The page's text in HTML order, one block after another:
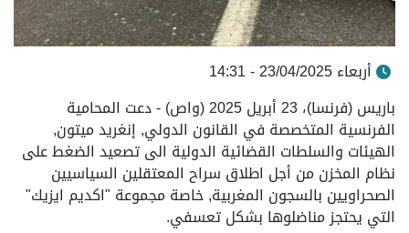
أربعاء 23/04/2025 - 14:31
باريس (فرنسا)، 23 أبريل 2025 (واص) - دعت المحامية
الفرنسية المتخصصة في القانون الدولي, إنغريد ميتون,
الهيئات والسلطات القضائية الدولية الى تصعيد الضغط على
نظام المخزن من أجل اطلاق سراح المعتقلين السياسيين
الصحراويين بالسجون المغربية, خاصة مجموعة "اكديم ايزيك"
التي يحتجز مناضلوها بشكل تعسفي.